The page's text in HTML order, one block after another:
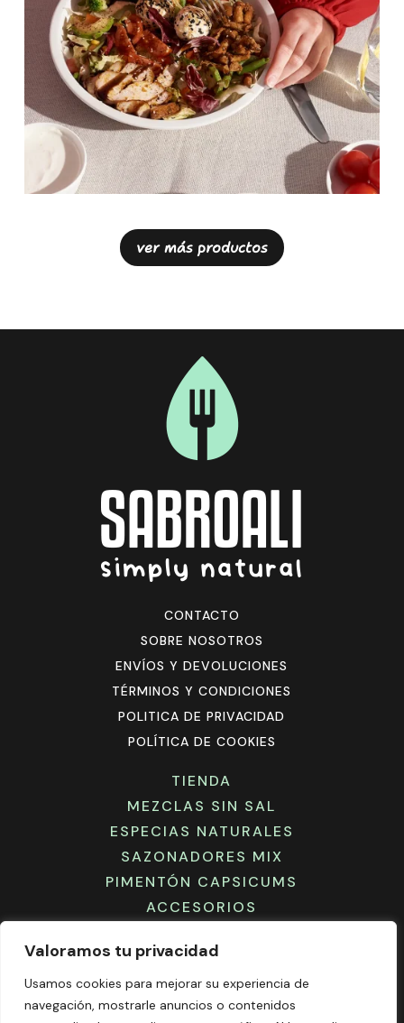
Valoramos tu privacidad
Usamos cookies para mejorar su experiencia de
navegación, mostrarle anuncios o contenidos
ver más productos
CONTACTO
SOBRE NOSOTROS
ENVÍOS Y DEVOLUCIONES
TÉRMINOS Y CONDICIONES
POLITICA DE PRIVACIDAD
POLÍTICA DE COOKIES
TIENDA
MEZCLAS SIN SAL
ESPECIAS NATURALES
SAZONADORES MIX
PIMENTÓN CAPSICUMS
ACCESORIOS